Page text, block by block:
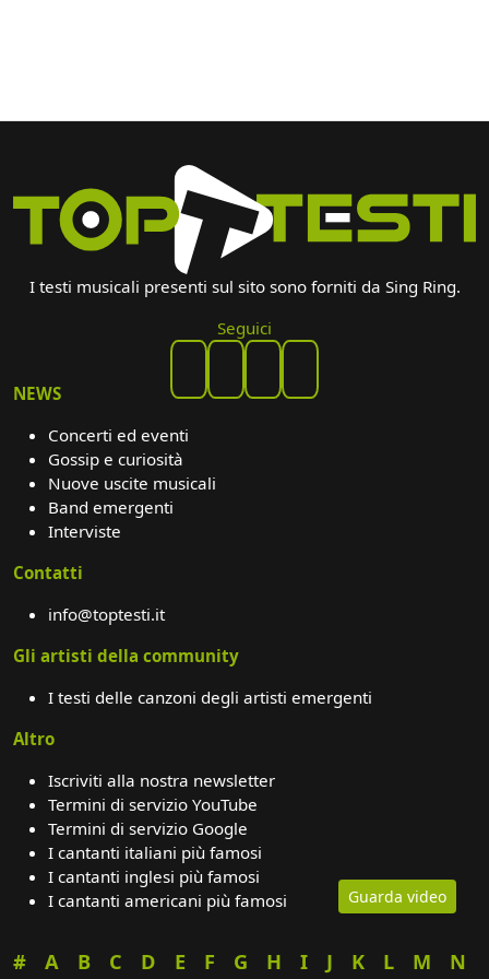
Guarda video
I testi musicali presenti sul sito sono forniti da Sing Ring.
Seguici
NEWS
Concerti ed eventi
Gossip e curiosità
Nuove uscite musicali
Band emergenti
Interviste
Contatti
info@toptesti.it
Gli artisti della community
I testi delle canzoni degli artisti emergenti
Altro
Iscriviti alla nostra newsletter
Termini di servizio YouTube
Termini di servizio Google
I cantanti italiani più famosi
I cantanti inglesi più famosi
I cantanti americani più famosi
# A B C D E F G H I J K L M
N